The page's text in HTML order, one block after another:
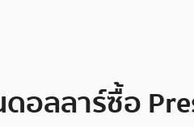
อลลาร์ซื้อ